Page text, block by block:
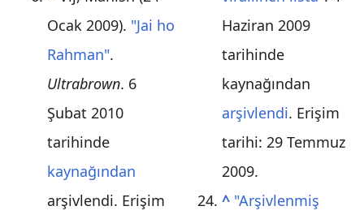
Ocak 2009). "Jai ho
Rahman".
Ultrabrown. 6
Şubat 2010
tarihinde
kaynağından
arşivlendi. Erişim
Haziran 2009
tarihinde
kaynağından
arşivlendi. Erişim
tarihi: 29 Temmuz
2009.
^ "Arşivlenmiş